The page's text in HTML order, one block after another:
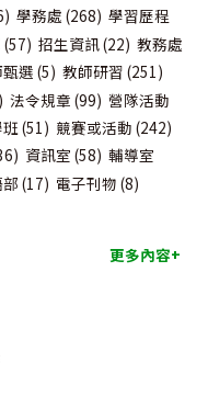
學務處 (268) 學習歷程
(57) 招生資訊(22) 教務處
選 (5) 教師研習 (251)
法令規章 (99) 營隊活動
(51) 競賽或活動 (242)
資訊室 (58) 輔導室
(17) 電子刊物 (8)
更多內容+